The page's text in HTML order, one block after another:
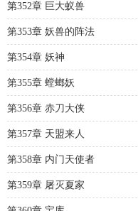
第352章 巨大蚁兽
第353章 妖兽的阵法
第354章 妖神
第355章 螳螂妖
第356章 赤刀大侠
第357章 天盟来人
第358章 内门天使者
第359章 屠灭夏家